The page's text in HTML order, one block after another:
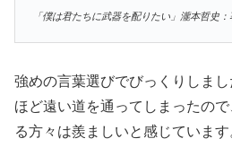
「僕は君たちに武器を配りたい」瀧本哲史：
強めの言葉選びでびっくりしま
ほど遠い道を通ってしまったの
る方々は羨ましいと感じています